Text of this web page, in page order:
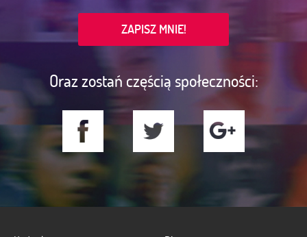
Oraz zostań częścią społeczności: